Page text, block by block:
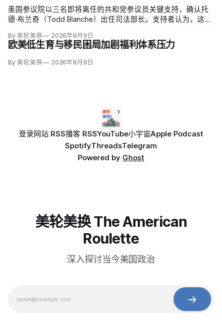
美国参议院以三名即将离任的共和党参议员关键支持，确认托
德·布兰奇（Todd Blanche）出任司法部长。支持者认为，这位
冲动；
By 美轮美换 2026年8月9日
欧美低生育与移民困局加剧福利体系压力
By 美轮美换 2026年8月9日
登录网站 RSS播客 RSSYouTube小宇宙Apple Podcast
SpotifyThreadsTelegram
Powered by Ghost
美轮美换 The American
Roulette
深入探讨当今美国政治